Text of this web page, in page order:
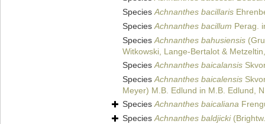
SpeciesAchnanthes bacillaris
SpeciesAchnanthes bacillum Perag.
SpeciesAchnanthes bahusiensis
Witkowski, Lange-Bertalot &
SpeciesAchnanthes baicalansis
SpeciesAchnanthes baicalensis
Meyer) M.B. Edlund in M.B. Edlund,
SpeciesAchnanthes baicaliana
SpeciesAchnanthes baldjicki